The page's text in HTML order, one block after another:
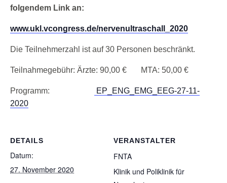
DETAILS
Datum:
27. November 2020
VERANSTALTER
FNTA
Klinik und Poliklinik für
folgendem Link an:
www.ukl.vcongress.de/nervenultraschall_2020
Die Teilnehmerzahl ist auf 30 Personen beschränkt.
Teilnahmegebühr: Ärzte: 90,00 € MTA: 50,00 €
Programm:
EP_ENG_EMG_EEG-27-11-
2020